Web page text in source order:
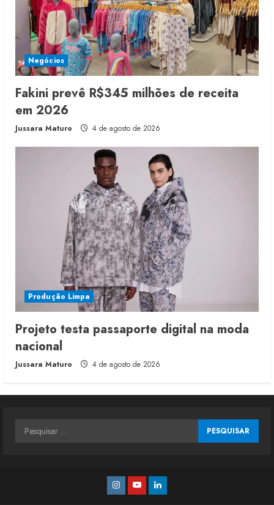
Negócios
Fakini prevê R$345 milhões de receita
em 2026
Jussara Maturo 4 de agosto de 2026
Produção Limpa
Projeto testa passaporte digital na moda
nacional
Jussara Maturo 4 de agosto de 2026
Pesquisar
Instagram
YoutubeLinkedin